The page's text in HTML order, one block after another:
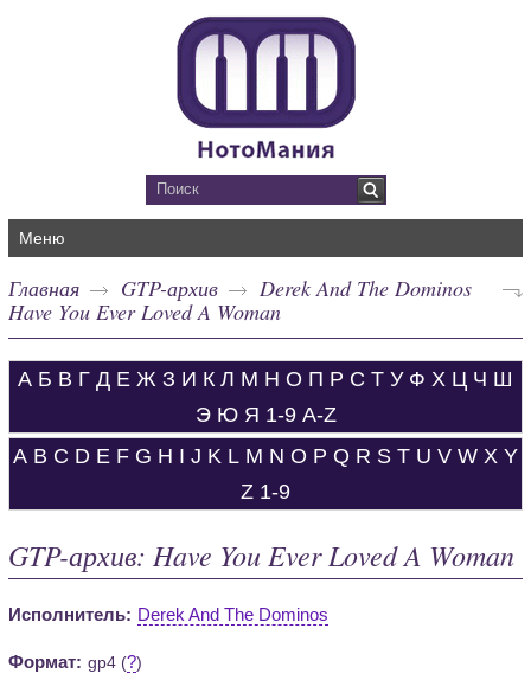
Меню
Главная GTP-архив
Derek And The Dominos
Have You Ever Loved A Woman
А Б В Г Д Е Ж З И К Л М Н О П Р С Т У Ф Х Ц Ч Ш
Э Ю Я 1-9 A-Z
A B C D E F G H I J K L M N O P Q R S T U V W X Y
Z 1-9
GTP-архив: Have You Ever Loved A Woman
Исполнитель: Derek And The Dominos
Формат: gp4 (?)